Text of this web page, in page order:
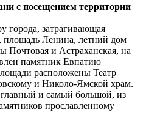
с посещением территории
города, затрагивающая
Ленина, летний дом
Почтовая и Астраханская, на
памятник Евпатию
расположены Театр
и Николо-Ямской храм.
и самый большой, из
прославленному